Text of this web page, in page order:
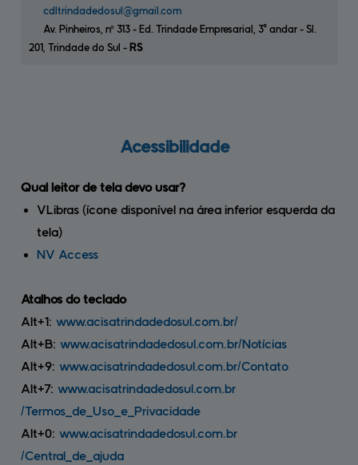
cdltrindadedosul@gmail.com
Av. Pinheiros, nº 313 - Ed. Trindade Empresarial, 3° andar - Sl.
201, Trindade do Sul - Rio Grande do
Sul
Acessibilidade
Qual leitor de tela devo usar?
VLibras (ícone disponível na área inferior esquerda da
tela)
NV Access
Atalhos do teclado
Alt+1: www.acisatrindadedosul.com.br/
Alt+B: www.acisatrindadedosul.com.br/Notícias
Alt+9: www.acisatrindadedosul.com.br/Contato
Alt+7: www.acisatrindadedosul.com.br
/Termos_de_Uso_e_Privacidade
Alt+0: www.acisatrindadedosul.com.br
/Central_de_ajuda